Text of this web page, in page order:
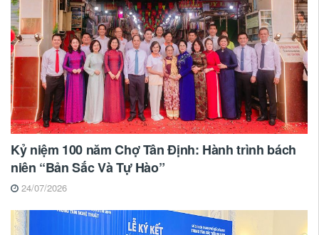
Kỷ niệm 100 năm Chợ Tân Định: Hành trình bách
niên “Bản Sắc Và Tự Hào”
24/07/2026